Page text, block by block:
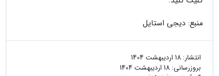
منبع: دیجی استایل
انتشار: 18 اردیبهشت 1404
بروزرسانی: 18 اردیبهشت 1404